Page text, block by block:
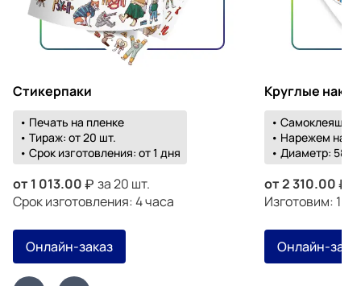
Стикерпаки
• Печать на пленке
• Тираж: от 20 шт.
• Срок изготовления: от 1 дня
от 1 013.00
за 20 шт.
Срок изготовления: 4 часа
Онлайн-заказ
Круглые
•
• Нарежем на
• Диаметр: 58-
от2 310.00
Изготовим: 19
Онлайн-